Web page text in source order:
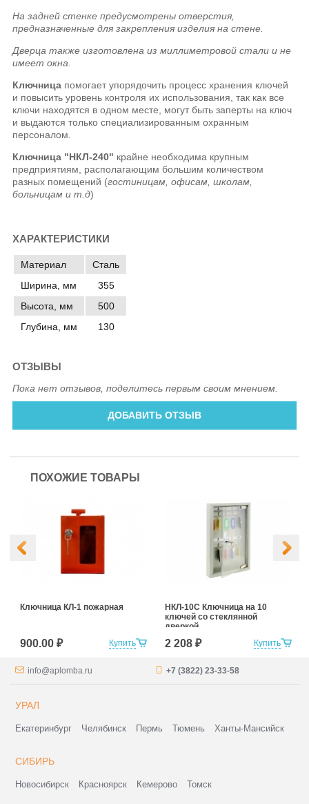
На задней стенке предусмотрены отверстия,
предназначенные для закрепления изделия на стене.
Дверца также изготовлена из миллиметровой стали и не
имеет окна.
Ключница помогает упорядочить процесс хранения ключей
и повысить уровень контроля их использования, так как все
ключи находятся в одном месте, могут быть заперты на ключ
и выдаются только специализированным охранным
персоналом.
Ключница "НКЛ-240" крайне необходима крупным
предприятиям, располагающим большим количеством
разных помещений (гостиницам, офисам, школам,
больницам и т.д)
ХАРАКТЕРИСТИКИ
Материал
Сталь
Ширина, мм
355
Высота, мм
500
Глубина, мм
130
ОТЗЫВЫ
Пока нет отзывов, поделитесь первым своим мнением.
ДОБАВИТЬ ОТЗЫВ
ПОХОЖИЕ ТОВАРЫ
Купить
Ключница КЛ-1 пожарная
900.00 ₽ Купить
НКЛ-10С Ключница на 10
ключей со стеклянной
дверкой
2 208 ₽
info@aplomba.ru +7 (3822) 23-33-58
УРАЛ
Екатеринбург Челябинск Пермь Тюмень Ханты-Мансийск
СИБИРЬ
Новосибирск Красноярск Кемерово Томск